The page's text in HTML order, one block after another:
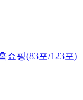
쇼핑(83포/123포)